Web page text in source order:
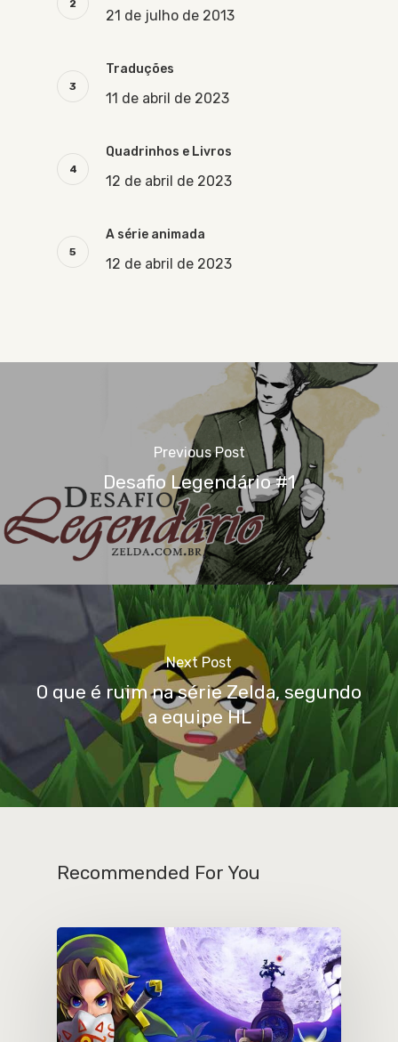
21 de julho de 2013
Traduções
11 de abril de 2023
Quadrinhos e Livros
12 de abril de 2023
A série animada
12 de abril de 2023
Previous Post
Desafio Legendário #1
Next Post
O que é ruim na série Zelda, segundo
a equipe HL
Recommended For You